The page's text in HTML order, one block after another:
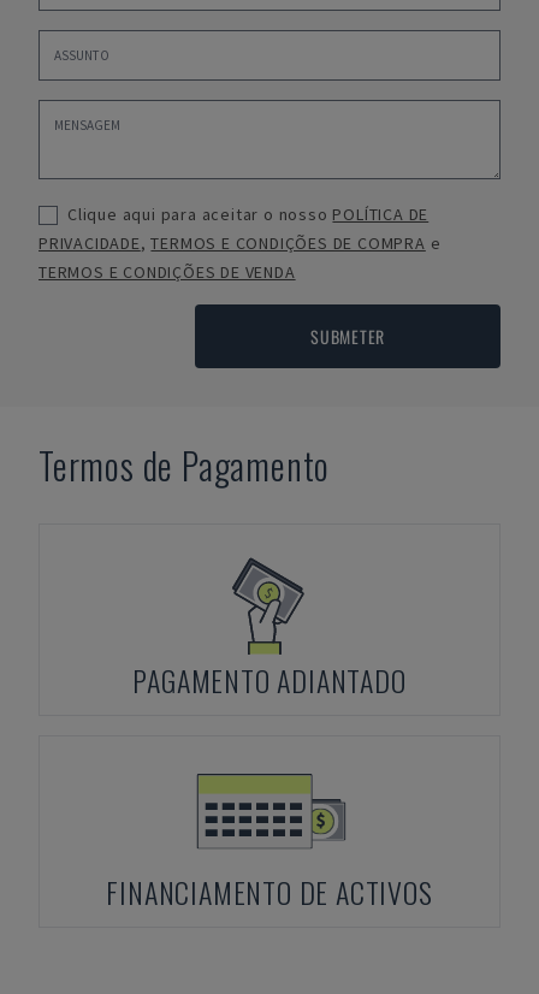
Clique aqui para aceitar o nosso POLÍTICA DE
PRIVACIDADE,TERMOS E CONDIÇÕES DE COMPRA e
TERMOS E CONDIÇÕES DE VENDA
SUBMETER
Termos de Pagamento
PAGAMENTO ADIANTADO
FINANCIAMENTO DE ACTIVOS